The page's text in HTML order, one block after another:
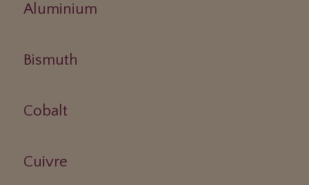
Aluminium
Bismuth
Cobalt
Cuivre